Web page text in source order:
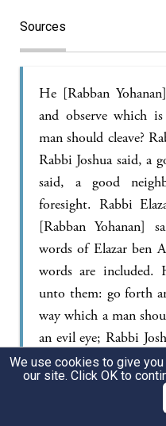
Sources
He [Rabban
and observe which
man should cleave?
Rabbi Joshua said, a
said, a good
foresight. Rabbi
[Rabban
words of Elazar ben
words are included.
unto them: go forth
way which a man
an evil eye; Rabbi
Rabbi Yose said, an
We use cookies to give
our site. Click OK to